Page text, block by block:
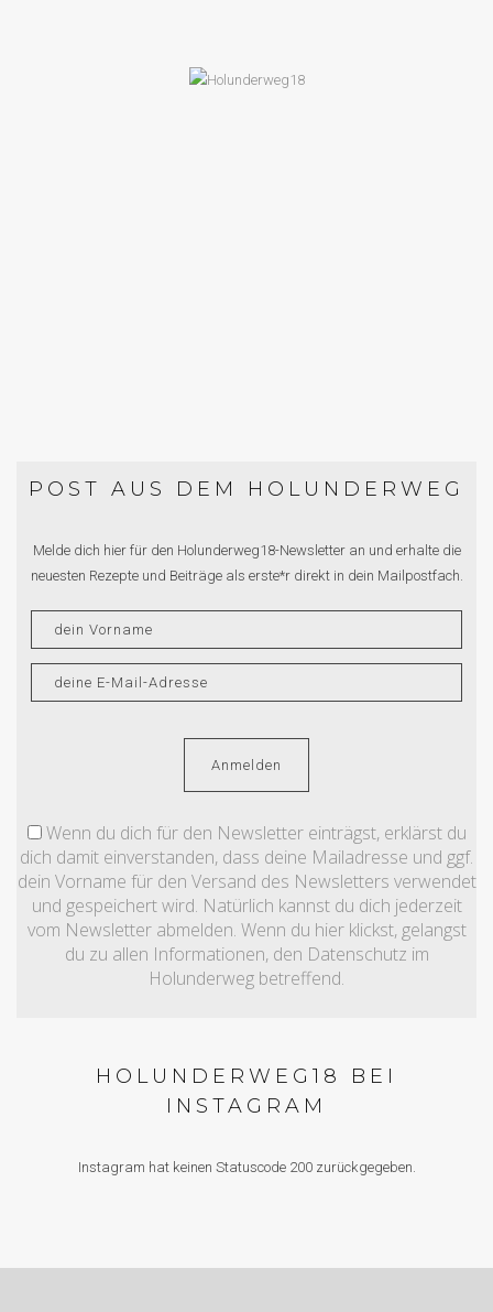
POST AUS DEM HOLUNDERWEG
Melde dich hier für den Holunderweg18-Newsletter an und erhalte die
neuesten Rezepte und Beiträge als erste*r direkt in dein Mailpostfach.
Wenn du dich für den Newsletter einträgst, erklärst du
dich damit einverstanden, dass deine Mailadresse und ggf.
dein Vorname für den Versand des Newsletters verwendet
und gespeichert wird. Natürlich kannst du dich jederzeit
vom Newsletter abmelden. Wenn du hier klickst, gelangst
du zu allen Informationen, den Datenschutz im
Holunderweg betreffend.
HOLUNDERWEG18 BEI
INSTAGRAM
Instagram hat keinen Statuscode 200 zurückgegeben.